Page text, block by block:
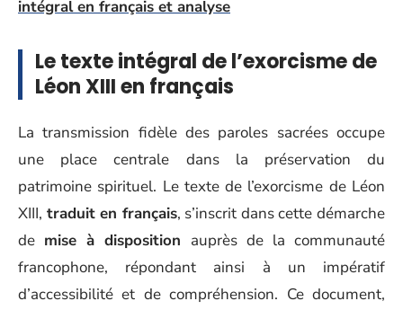
intégral en français et analyse
Le texte intégral de l’exorcisme de
Léon XIII en français
La transmission fidèle des paroles sacrées occupe
une place centrale dans la préservation du
patrimoine spirituel. Le texte de l’exorcisme de Léon
XIII, traduit en français, s’inscrit dans cette démarche
de mise à disposition auprès de la communauté
francophone, répondant ainsi à un impératif
d’accessibilité et de compréhension. Ce document,